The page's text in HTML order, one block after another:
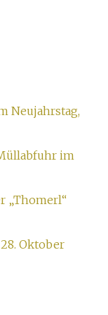
Neujahrstag,
im
„Thomerl“
Oktober